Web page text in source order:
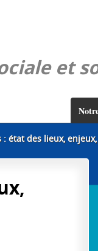
et
: état des lieux,